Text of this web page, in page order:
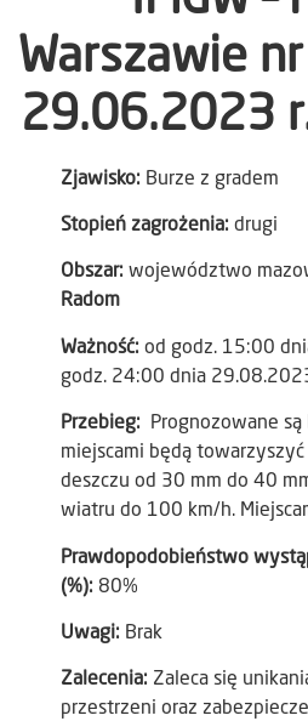
Warszawie
29.06.2023
Zjawisko: Burze z gradem
Stopień zagrożenia: drugi
Obszar: województwo
Radom
Ważność: od godz. 15:00
godz. 24:00 dnia
Przebieg:
Prognozowane
miejscami będą
deszczu od 30 mm do 40
wiatru do 100 km/h.
Prawdopodobieństwo
(%): 80%
Uwagi: Brak
Zalecenia: Zaleca się
przestrzeni oraz